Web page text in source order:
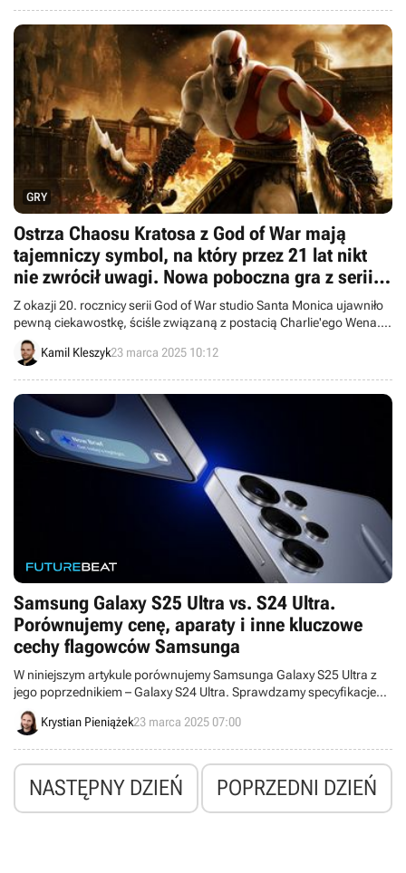
GRY
Ostrza Chaosu Kratosa z God of War mają
tajemniczy symbol, na który przez 21 lat nikt
nie zwrócił uwagi. Nowa poboczna gra z serii
ma się pojawić w 2025 roku
Z okazji 20. rocznicy serii God of War studio Santa Monica ujawniło
pewną ciekawostkę, ściśle związaną z postacią Charlie'ego Wena.
Legendarnemu projektantowi zawdzięczamy m.in. wygląd Kratosa.
Kamil Kleszyk23 marca 2025 10:12
Samsung Galaxy S25 Ultra vs. S24 Ultra.
Porównujemy cenę, aparaty i inne kluczowe
cechy flagowców Samsunga
W niniejszym artykule porównujemy Samsunga Galaxy S25 Ultra z
jego poprzednikiem – Galaxy S24 Ultra. Sprawdzamy specyfikacje
techniczne tych smartfonów oraz m.in. ich ceny.
Krystian Pieniążek23 marca 2025 07:00
NASTĘPNY DZIEŃ POPRZEDNI DZIEŃ